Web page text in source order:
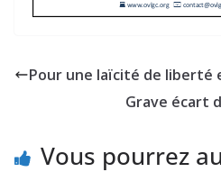
Pour une laïcité de liberté
Grave écart
Vous pourrez